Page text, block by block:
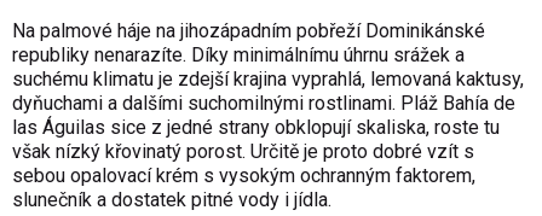
Na palmové háje na jihozápadním pobřeží Dominikánské
republiky nenarazíte. Díky minimálnímu úhrnu srážek a
suchému klimatu je zdejší krajina vyprahlá, lemovaná kaktusy,
dyňuchami a dalšími suchomilnými rostlinami. Pláž Bahía de
las Águilas sice z jedné strany obklopují skaliska, roste tu
však nízký křovinatý porost. Určitě je proto dobré vzít s
sebou opalovací krém s vysokým ochranným faktorem,
slunečník a dostatek pitné vody i jídla.